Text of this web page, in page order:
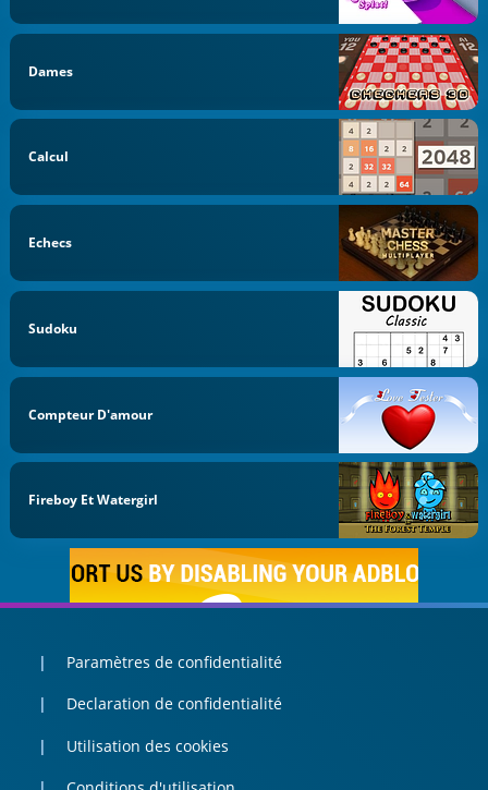
Dames
Calcul
Echecs
Sudoku
Compteur D'amour
Fireboy Et Watergirl
Paramètres de confidentialité
Declaration de confidentialité
Utilisation des cookies